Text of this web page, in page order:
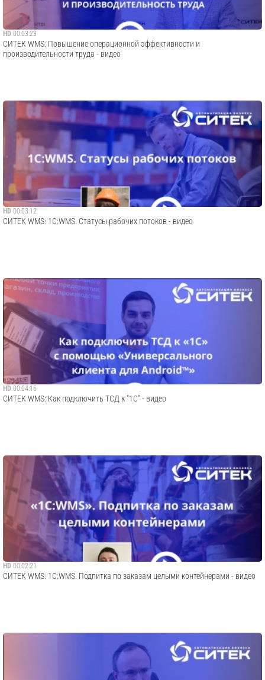
HD 00:03:23
СИТЕК WMS: Повышение операционной эффективности и
производительности труда - видео
HD 00:03:12
СИТЕК WMS: 1С:WMS. Статусы рабочих потоков - видео
HD 00:04:16
СИТЕК WMS: Как подключить ТСД к "1С" - видео
HD 00:02:21
СИТЕК WMS: 1С:WMS. Подпитка по заказам целыми контейнерами - видео